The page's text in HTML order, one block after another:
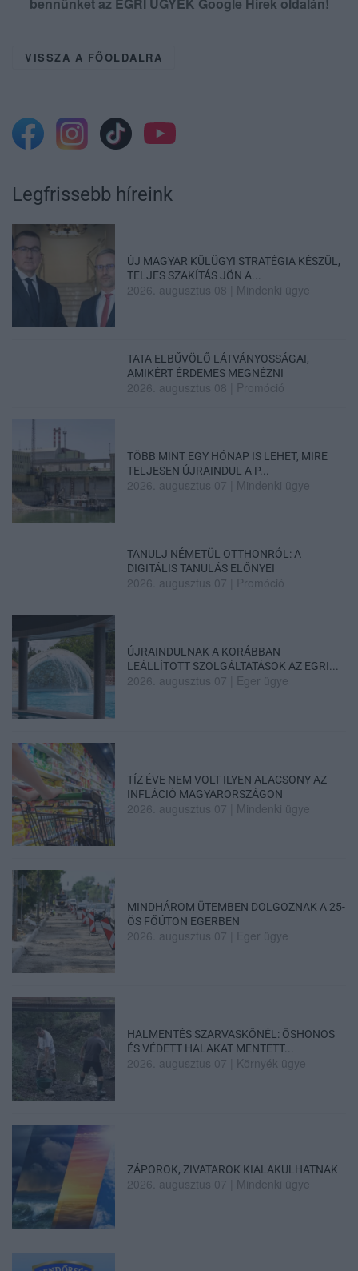
VISSZA A FŐOLDALRA
Legfrissebb híreink
ÚJ MAGYAR KÜLÜGYI STRATÉGIA KÉSZÜL,
TELJES SZAKÍTÁS JÖN A...
2026. augusztus 08 Mindenki ügye
TATA ELBŰVÖLŐ LÁTVÁNYOSSÁGAI,
AMIKÉRT ÉRDEMES MEGNÉZNI
2026. augusztus 08 Promóció
TÖBB MINT EGY HÓNAP IS LEHET, MIRE
TELJESEN ÚJRAINDUL A P...
2026. augusztus 07 Mindenki ügye
TANULJ NÉMETÜL OTTHONRÓL: A
DIGITÁLIS TANULÁS ELŐNYEI
2026. augusztus 07 Promóció
ÚJRAINDULNAK A KORÁBBAN
LEÁLLÍTOTT SZOLGÁLTATÁSOK AZ EGRI...
2026. augusztus 07 Eger ügye
TÍZ ÉVE NEM VOLT ILYEN ALACSONY AZ
INFLÁCIÓ MAGYARORSZÁGON
2026. augusztus 07 Mindenki ügye
MINDHÁROM ÜTEMBEN DOLGOZNAK A 25-
ÖS FŐÚTON EGERBEN
2026. augusztus 07 Eger ügye
HALMENTÉS SZARVASKŐNÉL: ŐSHONOS
ÉS VÉDETT HALAKAT MENTETT...
2026. augusztus 07 Környék ügye
ZÁPOROK, ZIVATAROK KIALAKULHATNAK
2026. augusztus 07 Mindenki ügye